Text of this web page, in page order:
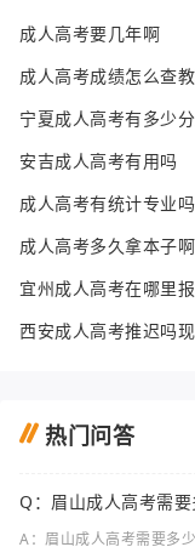
成人高考要几年啊
成人高考成绩怎么查
宁夏成人高考有多少
安吉成人高考有用吗
成人高考有统计专业吗
成人高考多久拿本子啊
宜州成人高考在哪里
西安成人高考推迟吗
热门问答
Q：眉山成人高考需
A：眉山成人高考需要多